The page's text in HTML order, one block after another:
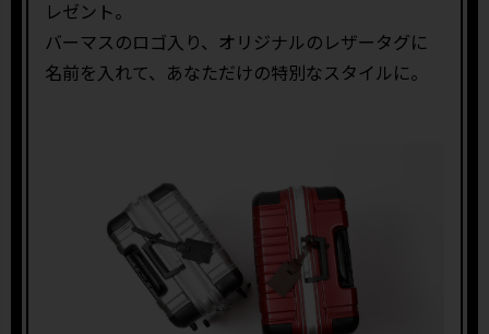
レゼント。
バーマスのロゴ入り、オリジナルのレザータグに
名前を入れて、あなただけの特別なスタイルに。